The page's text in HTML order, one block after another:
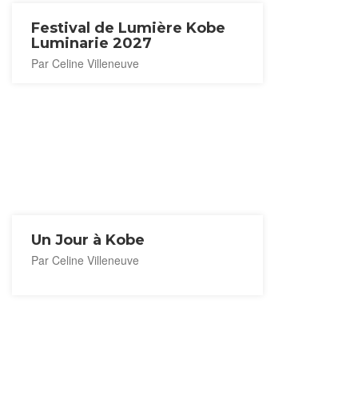
Festival de Lumière Kobe
Luminarie 2027
Par Celine Villeneuve
Un Jour à Kobe
Par Celine Villeneuve